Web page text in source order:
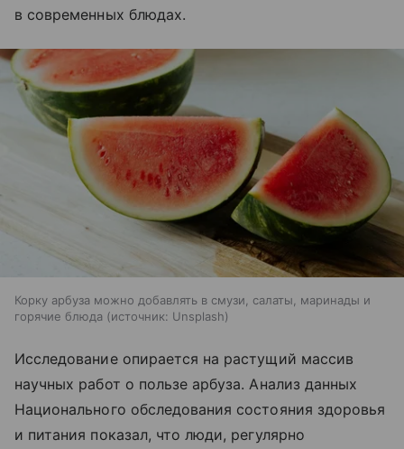
в современных блюдах.
Корку арбуза можно добавлять в смузи, салаты, маринады и
горячие блюда
источник: Unsplash
Исследование опирается на растущий массив
научных работ о пользе арбуза. Анализ данных
Национального обследования состояния здоровья
и питания показал, что люди, регулярно